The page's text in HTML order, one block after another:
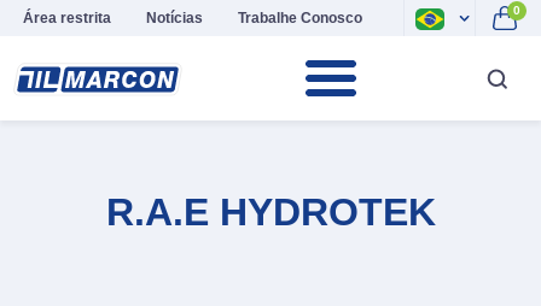
Área restrita Notícias Trabalhe Conosco 0
R.A.E HYDROTEK